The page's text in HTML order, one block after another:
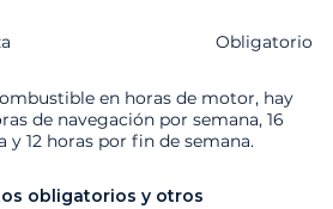
Obligatorio
en horas de motor, hay
de navegación por semana, 16
y 12 horas por fin de semana.
obligatorios y otros